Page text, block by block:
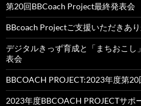
第20回BBCoach Project最終発表会
BBcoach Projectご支援いただきあ
デジタルきっず育成と「まちおこ
表会
BBCOACH PROJECT:2023年度第
2023年度BBCOACH PROJECTサポ